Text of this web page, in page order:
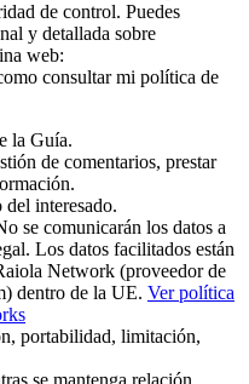
de control. Puedes
y detallada sobre
web:
consultar mi política de
la Guía.
de comentarios, prestar
interesado.
se comunicarán los datos a
Los datos facilitados están
Network (proveedor de
dentro de la UE. Ver política
portabilidad, limitación,
se mantenga relación